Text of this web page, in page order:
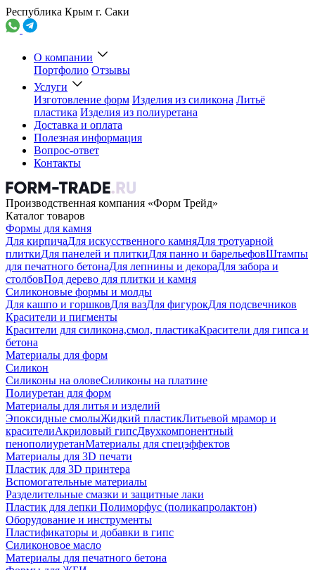
Республика Крым г. Саки
О компании
Портфолио Отзывы
Услуги
Изготовление форм Изделия из силикона Литьё
пластика Изделия из полиуретана
Доставка и оплата
Полезная информация
Вопрос-ответ
Контакты
Производственная компания «Форм Трейд»
Каталог товаров
Формы для камня
Для кирпичаДля искусственного камняДля тротуарной
плиткиДля панелей и плиткиДля панно и барельефовШтампы
для печатного бетонаДля лепнины и декораДля забора и
столбовПод дерево для плитки и камня
Силиконовые формы и молды
Для кашпо и горшковДля вазДля фигурокДля подсвечников
Красители и пигменты
Красители для силикона,смол, пластикаКрасители для гипса и
бетона
Материалы для форм
Силикон
Силиконы на оловеСиликоны на платине
Полиуретан для форм
Материалы для литья и изделий
Эпоксидные смолыЖидкий пластикЛитьевой мрамор и
красителиАкриловый гипсДвухкомпонентный
пенополиуретанМатериалы для спецэффектов
Материалы для 3D печати
Пластик для 3D принтера
Вспомогательные материалы
Разделительные смазки и защитные лаки
Пластик для лепки Полиморфус (поликапролактон)
Оборудование и инструменты
Пластификаторы и добавки в гипс
Силиконовое масло
Материалы для печатного бетона